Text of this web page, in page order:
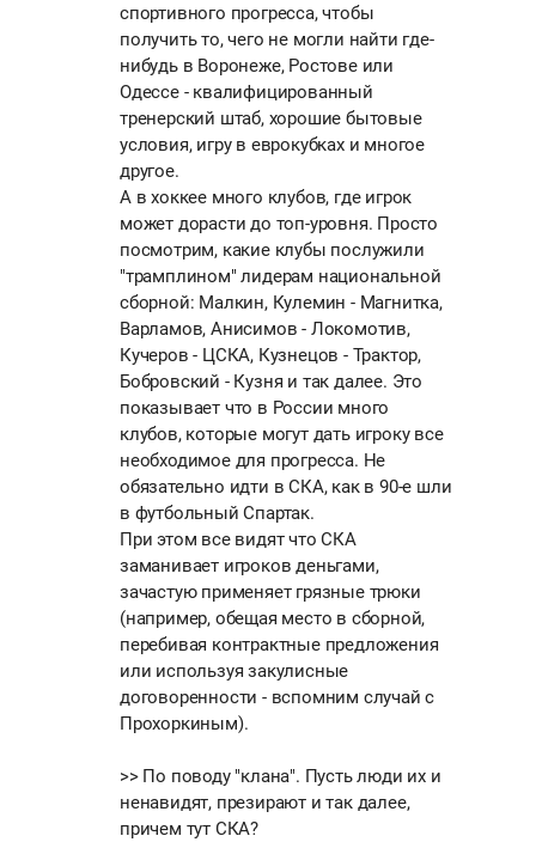
спортивного прогресса, чтобы
получить то, чего не могли найти где-
нибудь в Воронеже, Ростове или
Одессе - квалифицированный
тренерский штаб, хорошие бытовые
условия, игру в еврокубках и многое
другое.
А в хоккее много клубов, где игрок
может дорасти до топ-уровня. Просто
посмотрим, какие клубы послужили
"трамплином" лидерам национальной
сборной: Малкин, Кулемин - Магнитка,
Варламов, Анисимов - Локомотив,
Кучеров - ЦСКА, Кузнецов - Трактор,
Бобровский - Кузня и так далее. Это
показывает что в России много
клубов, которые могут дать игроку все
необходимое для прогресса. Не
обязательно идти в СКА, как в 90-е шли
в футбольный Спартак.
При этом все видят что СКА
заманивает игроков деньгами,
зачастую применяет грязные трюки
(например, обещая место в сборной,
перебивая контрактные предложения
или используя закулисные
договоренности - вспомним случай с
Прохоркиным).
>> По поводу "клана". Пусть люди их и
ненавидят, презирают и так далее,
причем тут СКА?